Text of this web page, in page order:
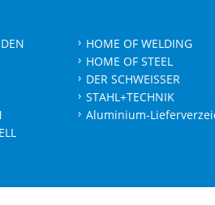
HOME OF WELDING
HOME OF STEEL
DER SCHWEISSER
STAHL+TECHNIK
Aluminium-